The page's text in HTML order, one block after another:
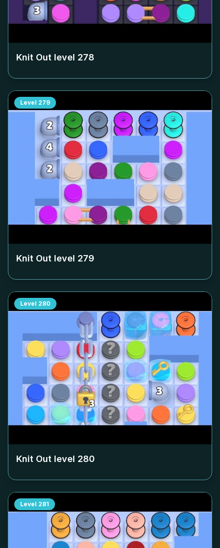
Knit Out level 278
Level 279
Knit Out level 279
Level 280
Knit Out level 280
Level 281